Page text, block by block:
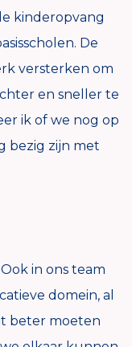
kinderopvang
De
versterken om
en sneller te
ik of we nog op
bezig zijn met
in ons team
domein, al
beter moeten